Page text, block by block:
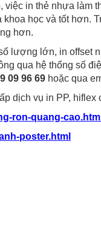
in thẻ nhựa làm
học và tốt hơn.
hơn.
lượng lớn, in offset
qua hệ thống số
09 96 69 hoặc qua
dịch vụ in PP, hiflex
ron-quang-cao.html
poster.html